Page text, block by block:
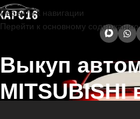
Перейти к навигации
Перейти к основному содержанию
Выкуп